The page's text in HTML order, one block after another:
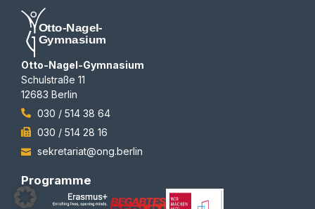
Otto-Nagel-Gymnasium
Schulstraße 11
12683 Berlin
030 / 514 38 64
030 / 514 28 16
sekretariat@ong.berlin
Programme